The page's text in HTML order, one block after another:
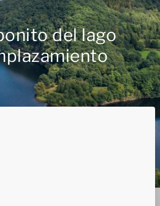
del lago